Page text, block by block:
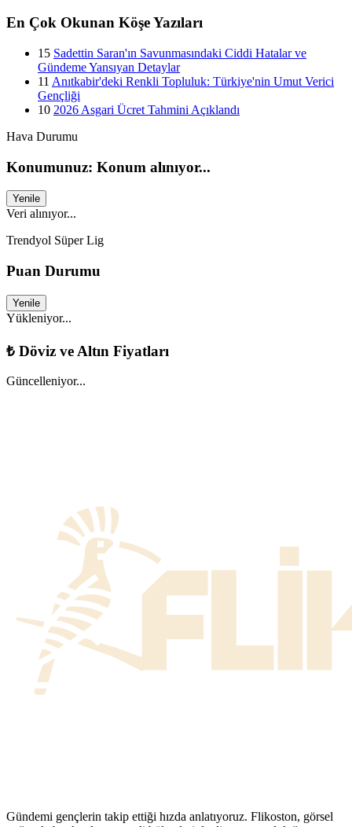
En Çok Okunan Köşe Yazıları
15 Sadettin Saran'ın Savunmasındaki Ciddi Hatalar ve
Gündeme Yansıyan Detaylar
11 Anıtkabir'deki Renkli Topluluk: Türkiye'nin Umut Verici
Gençliği
10 2026 Asgari Ücret Tahmini Açıklandı
Hava Durumu
Konumunuz: Konum alınıyor...
Yenile
Veri alınıyor...
Trendyol Süper Lig
Puan Durumu
Yenile
Yükleniyor...
₺ Döviz ve Altın Fiyatları
Güncelleniyor...
Gündemi gençlerin takip ettiği hızda anlatıyoruz. Flikoston, görsel